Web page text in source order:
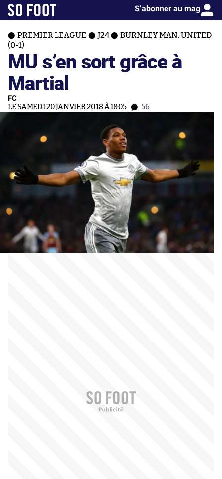
S’abonner au mag
PREMIER LEAGUE J24
BURNLEY MAN. UNITED
(0-1)
MU s’en sort grâce à
Martial
FC
LE SAMEDI 20 JANVIER 2018 À 18:05 56